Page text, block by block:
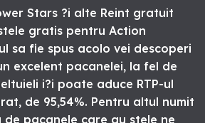
Stars ?i alte Reint gratuit
gratis pentru Action
sa fie spus acolo vei descoperi
excelent pacanelei, la fel de
i?i poate aduce RTP-ul
de 95,54%. Pentru altul numit
pacanele care au stele ne